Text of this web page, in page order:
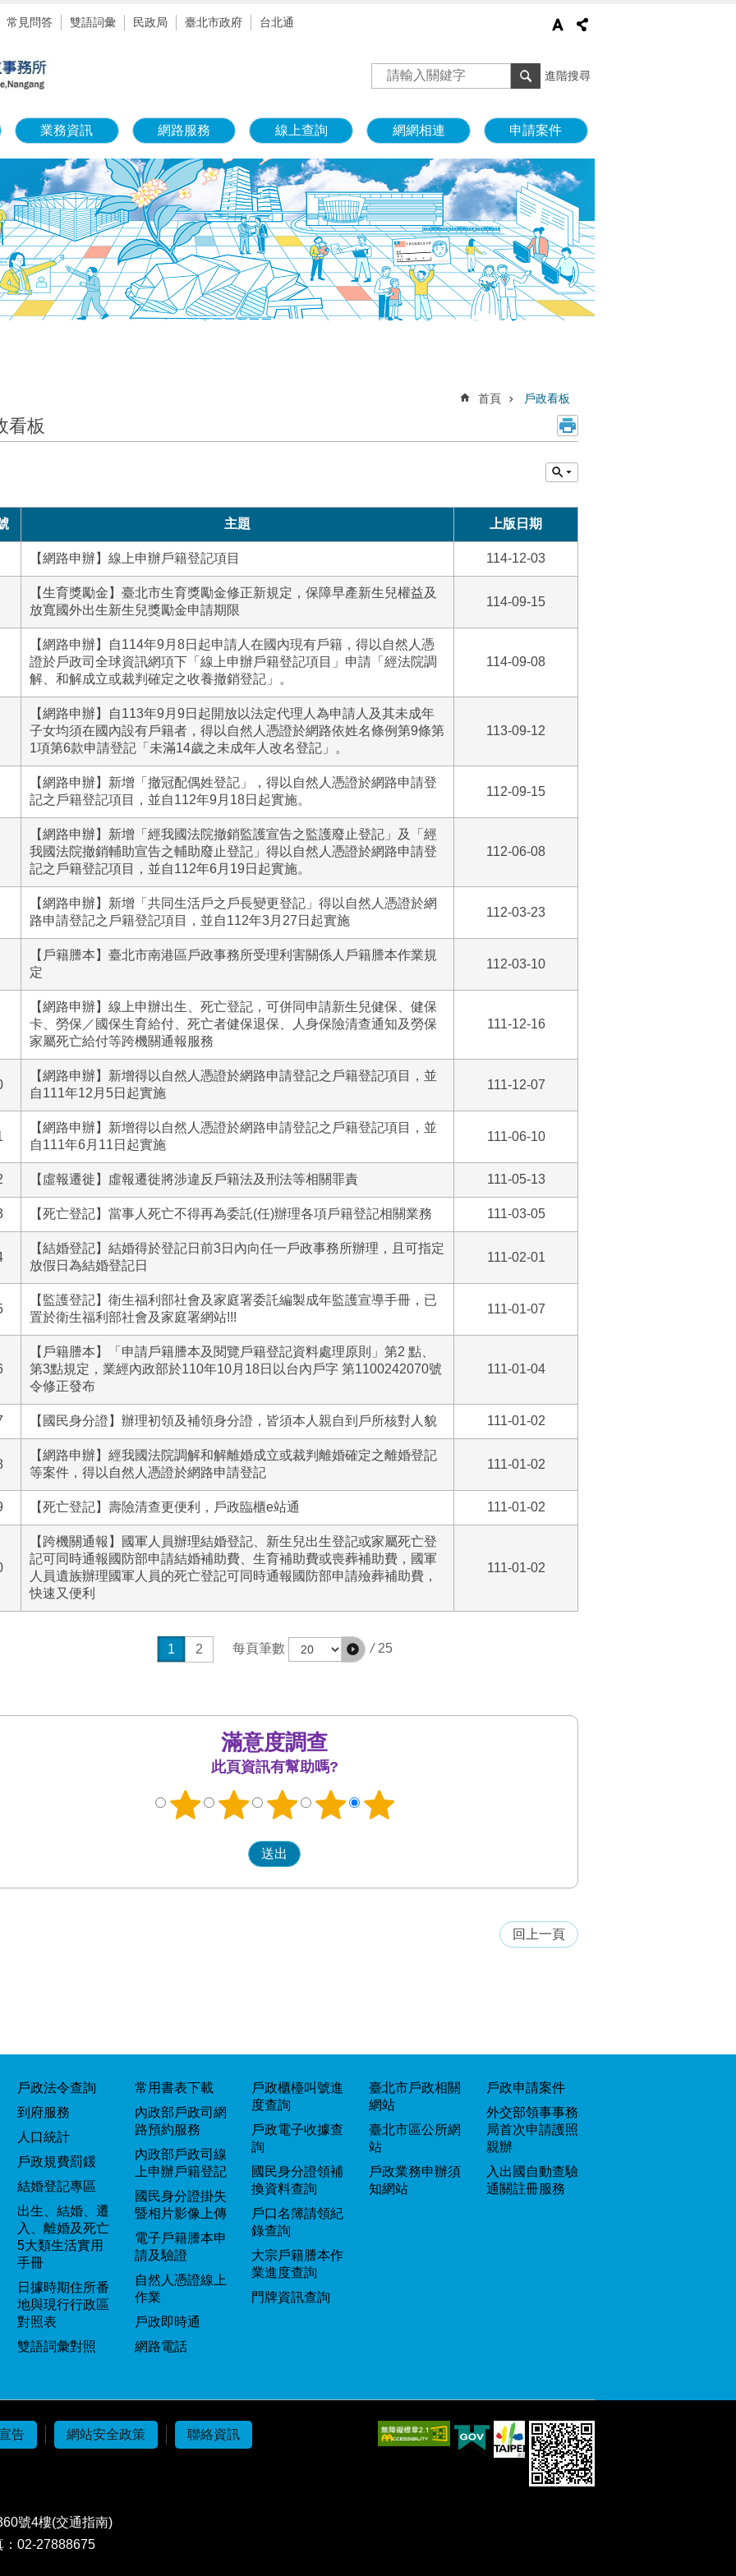
常見問答 雙語詞彙 民政局 臺北市政府 台北通
進階搜尋
業務資訊 網路服務 線上查詢 網網相連 申請案件
首頁 戶政看板
看板
主題 上版日期
【網路申辦】線上申辦戶籍登記項目 114-12-03
【生育獎勵金】臺北市生育獎勵金修正新規定，保障早產新生兒權益及
放寬國外出生新生兒獎勵金申請期限
114-09-15
【網路申辦】自114年9月8日起申請人在國內現有戶籍，得以自然人憑
證於戶政司全球資訊網項下「線上申辦戶籍登記項目」申請「經法院調
解、和解成立或裁判確定之收養撤銷登記」。
114-09-08
【網路申辦】自113年9月9日起開放以法定代理人為申請人及其未成年
子女均須在國內設有戶籍者，得以自然人憑證於網路依姓名條例第9條第
1項第6款申請登記「未滿14歲之未成年人改名登記」。
113-09-12
【網路申辦】新增「撤冠配偶姓登記」，得以自然人憑證於網路申請登
記之戶籍登記項目，並自112年9月18日起實施。
112-09-15
【網路申辦】新增「經我國法院撤銷監護宣告之監護廢止登記」及「經
我國法院撤銷輔助宣告之輔助廢止登記」得以自然人憑證於網路申請登
記之戶籍登記項目，並自112年6月19日起實施。
112-06-08
【網路申辦】新增「共同生活戶之戶長變更登記」得以自然人憑證於網
路申請登記之戶籍登記項目，並自112年3月27日起實施
112-03-23
【戶籍謄本】臺北市南港區戶政事務所受理利害關係人戶籍謄本作業規
定
112-03-10
【網路申辦】線上申辦出生、死亡登記，可併同申請新生兒健保、健保
卡、勞保／國保生育給付、死亡者健保退保、人身保險清查通知及勞保
家屬死亡給付等跨機關通報服務
111-12-16
【網路申辦】新增得以自然人憑證於網路申請登記之戶籍登記項目，並
自111年12月5日起實施
111-12-07
【網路申辦】新增得以自然人憑證於網路申請登記之戶籍登記項目，並
自111年6月11日起實施
111-06-10
【虛報遷徙】虛報遷徙將涉違反戶籍法及刑法等相關罪責 111-05-13
【死亡登記】當事人死亡不得再為委託(任)辦理各項戶籍登記相關業務 111-03-05
【結婚登記】結婚得於登記日前3日內向任一戶政事務所辦理，且可指定
放假日為結婚登記日
111-02-01
【監護登記】衛生福利部社會及家庭署委託編製成年監護宣導手冊，已
置於衛生福利部社會及家庭署網站!!!
111-01-07
【戶籍謄本】「申請戶籍謄本及閱覽戶籍登記資料處理原則」第2 點、
第3點規定，業經內政部於110年10月18日以台內戶字 第1100242070號
令修正發布
111-01-04
​【國民身分證】辦理初領及補領身分證，皆須本人親自到戶所核對人貌 111-01-02
【網路申辦】經我國法院調解和解離婚成立或裁判離婚確定之離婚登記
等案件，得以自然人憑證於網路申請登記
111-01-02
【死亡登記】壽險清查更便利，戶政臨櫃e站通 111-01-02
【跨機關通報】國軍人員辦理結婚登記、新生兒出生登記或家屬死亡登
記可同時通報國防部申請結婚補助費、生育補助費或喪葬補助費，國軍
人員遺族辦理國軍人員的死亡登記可同時通報國防部申請殮葬補助費，
快速又便利
111-01-02
1 2 每頁筆數 / 25
滿意度調查
此頁資訊有幫助嗎?
回上一頁
戶政法令查詢
到府服務
人口統計
戶政規費罰鍰
結婚登記專區
出生、結婚、遷
入、離婚及死亡
5大類生活實用
手冊
日據時期住所番
地與現行行政區
對照表
雙語詞彙對照
常用書表下載
內政部戶政司網
路預約服務
內政部戶政司線
上申辦戶籍登記
國民身分證掛失
暨相片影像上傳
電子戶籍謄本申
請及驗證
自然人憑證線上
作業
戶政即時通
網路電話
戶政櫃檯叫號進
度查詢
戶政電子收據查
詢
國民身分證領補
換資料查詢
戶口名簿請領紀
錄查詢
大宗戶籍謄本作
業進度查詢
門牌資訊查詢
臺北市戶政相關
網站
臺北市區公所網
站
戶政業務申辦須
知網站
戶政申請案件
外交部領事事務
局首次申請護照
親辦
入出國自動查驗
通關註冊服務
告 網站安全政策 聯絡資訊
號4樓(交通指南)
02-27888675